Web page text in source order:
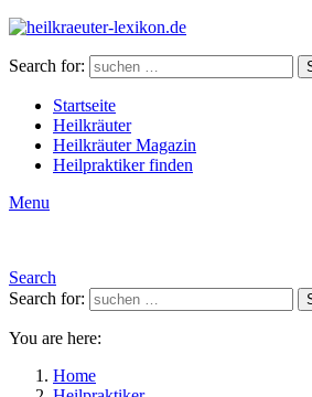
Search for:
Startseite
Heilkräuter
Heilkräuter Magazin
Heilpraktiker finden
Menu
Search
Search for:
You are here:
Home